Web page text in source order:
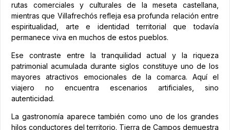
rutas comerciales y culturales de la meseta castellana,
mientras que Villafrechós refleja esa profunda relación entre
espiritualidad, arte e identidad territorial que todavía
permanece viva en muchos de estos pueblos.
Ese contraste entre la tranquilidad actual y la riqueza
patrimonial acumulada durante siglos constituye uno de los
mayores atractivos emocionales de la comarca. Aquí el
viajero no encuentra escenarios artificiales, sino
autenticidad.
La gastronomía aparece también como uno de los grandes
hilos conductores del territorio. Tierra de Campos demuestra